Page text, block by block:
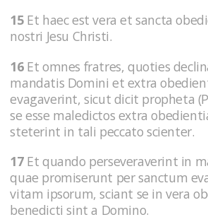
15Et haec est vera et sancta
nostri Jesu Christi.
16Et omnes fratres, quoties
mandatis Domini et extra
evagaverint, sicut dicit propheta
se esse maledictos extra
steterint in tali peccato scienter.
17Et quando perseveraverint in
quae promiserunt per sanctum
vitam ipsorum, sciant se in vera
benedicti sint a Domino.